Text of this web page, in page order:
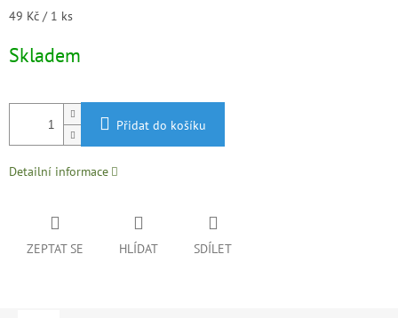
Měrná
49 Kč / 1 ks
Skladem
Přidat do košíku
Detailní informace
ZEPTAT SE HLÍDAT SDÍLET